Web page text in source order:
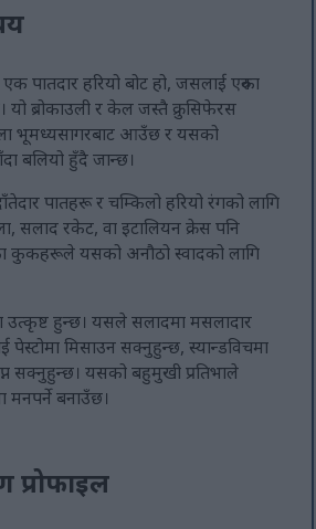
पातदार हरियो बोट हो, जसलाई एरुका
यो ब्रोकाउली र केल जस्तै क्रुसिफेरस
भूमध्यसागरबाट आउँछ र यसको
बलियो हुँदै जान्छ।
पातहरू र चम्किलो हरियो रंगको लागि
सलाद रकेट, वा इटालियन क्रेस पनि
कुकहरूले यसको अनौठो स्वादको लागि
उत्कृष्ट हुन्छ। यसले सलादमा मसलादार
पेस्टोमा मिसाउन सक्नुहुन्छ, स्यान्डविचमा
सक्नुहुन्छ। यसको बहुमुखी प्रतिभाले
मनपर्ने बनाउँछ।
प्रोफाइल